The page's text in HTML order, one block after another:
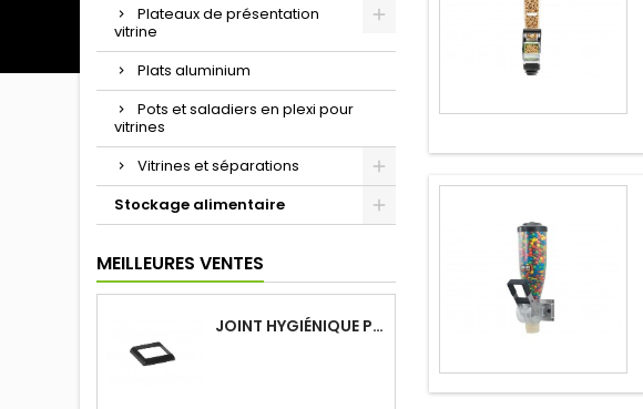
Plateaux de présentation
vitrine
Plats aluminium
Pots et saladiers en plexi pour
vitrines
Vitrines et séparations
Stockage alimentaire
MEILLEURES VENTES
JOINT HYGIÉNIQUE POUR ANNEAU TUBE 40 X 40 MM NOIR